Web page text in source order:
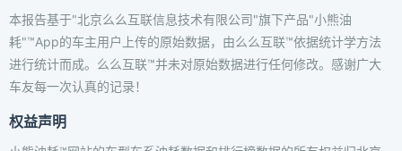
本报告基于"北京么么互联信息技术有限公司"旗下产品"小熊油
耗"™App的车主用户上传的原始数据，由么么互联™依据统计学方法
进行统计而成。么么互联™并未对原始数据进行任何修改。感谢广大
车友每一次认真的记录！
权益声明